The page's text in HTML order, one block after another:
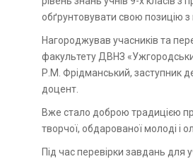
обґрунтовувати свою позицію
Нагороджував учасників та
факультету ДВНЗ
Р.М. Фрідманський, заступник
доцент.
Вже стало доброю традицією
творчої, обдарованої молоді і
Під час перевірки завдань для